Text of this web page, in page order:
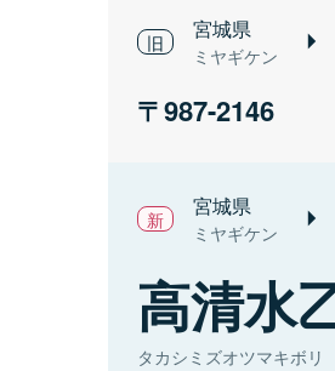
宮城県
ミヤギケン
987-2146
宮城県
ミヤギケン
高清水
タカシミズオツマキボリ